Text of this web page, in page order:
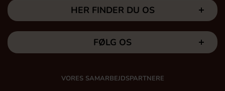
HER FINDER DU OS
FØLG OS
VORES SAMARBEJDSPARTNERE